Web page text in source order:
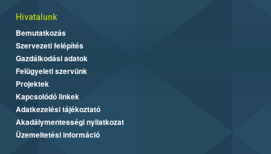
Hivatalunk
Bemutatkozás
Szervezeti felépítés
Gazdálkodási adatok
Felügyeleti szervünk
Projektek
Kapcsolódó linkek
Adatkezelési tájékoztató
Akadálymentességi nyilatkozat
Üzemeltetési információ